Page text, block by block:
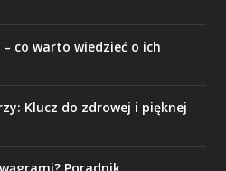
co warto wiedzieć o ich
Klucz do zdrowej i pięknej